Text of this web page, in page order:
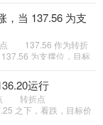
，当 137.56 为支
137.56 作为转折
为支撑位，目标
运行
点 转折点
下，看跌，目标价